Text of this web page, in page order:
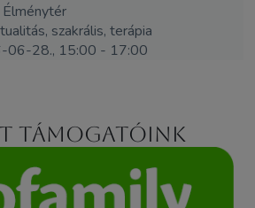
szakrális, terápia
06-28., 15:00 - 17:00
támogatóink